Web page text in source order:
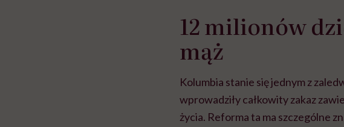
12 milionów
mąż
Kolumbia stanie się jednym z
wprowadziły całkowity zakaz
życia. Reforma ta ma szczególne